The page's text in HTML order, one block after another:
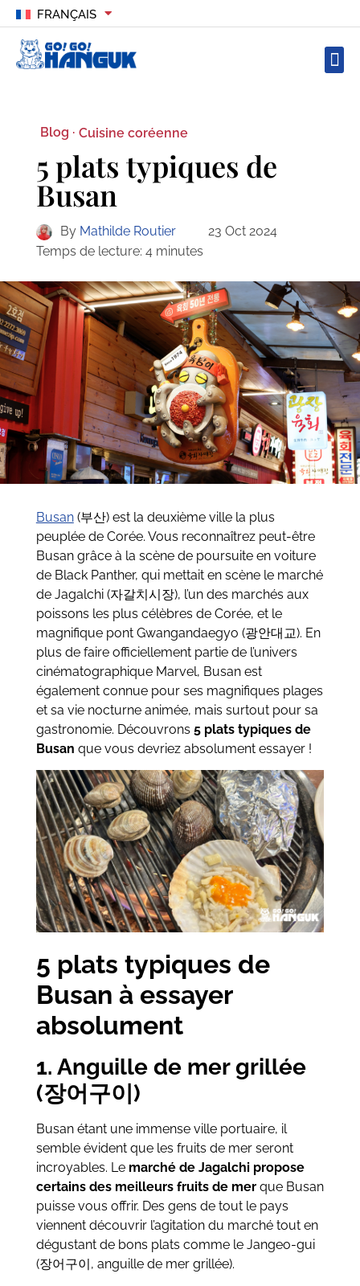
FRANÇAIS
Blog · Cuisine coréenne
5 plats typiques de
Busan
By Mathilde Routier
23 Oct 2024
Temps de lecture: 4 minutes
Busan(부산) est la deuxième ville la plus
peuplée de Corée. Vous reconnaîtrez peut-être
Busan grâce à la scène de poursuite en voiture
de Black Panther, qui mettait en scène le marché
de Jagalchi (자갈치시장), l’un des marchés aux
poissons les plus célèbres de Corée, et le
magnifique pont Gwangandaegyo (광안대교). En
plus de faire officiellement partie de l’univers
cinématographique Marvel, Busan est
également connue pour ses magnifiques plages
et sa vie nocturne animée, mais surtout pour sa
gastronomie. Découvrons 5 plats typiques de
Busan que vous devriez absolument essayer !
5 plats typiques de
Busan à essayer
absolument
1. Anguille de mer grillée
(장어구이)
Busan étant une immense ville portuaire, il
semble évident que les fruits de mer seront
incroyables. Le marché de Jagalchi propose
certains des meilleurs fruits de merque Busan
puisse vous offrir. Des gens de tout le pays
viennent découvrir l’agitation du marché tout en
dégustant de bons plats comme le Jangeo-gui
(장어구이, anguille de mer grillée).